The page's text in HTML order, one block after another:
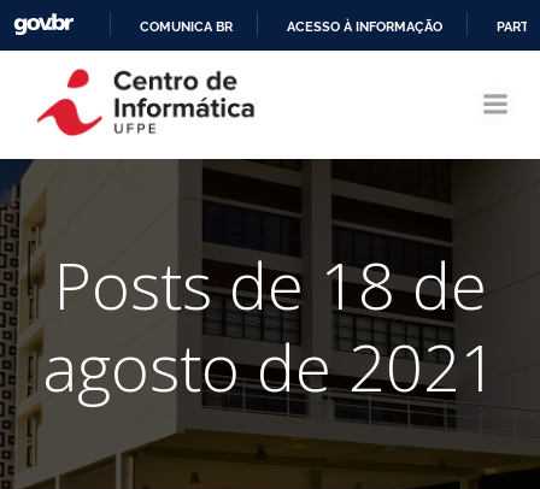
CONTEÚDO
COMUNICA BR ACESSO À INFORMAÇÃO
Posts de 18 de
agosto de 2021